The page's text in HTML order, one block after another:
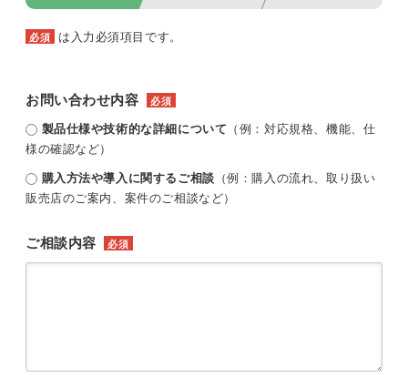
必須 は入力必須項目です。
お問い合わせ内容 必須
製品仕様や技術的な詳細について （例：対応規格、機能、仕
様の確認など）
購入方法や導入に関するご相談 （例：購入の流れ、取り扱い
販売店のご案内、案件のご相談など）
ご相談内容 必須